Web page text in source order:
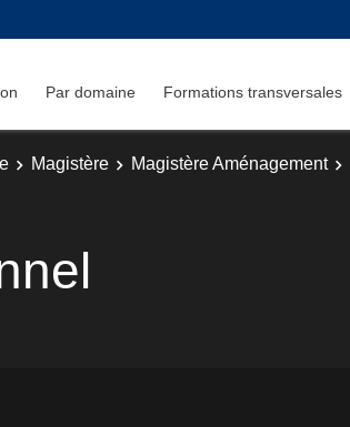
Par domaine Formations transversales
Magistère Magistère Aménagement